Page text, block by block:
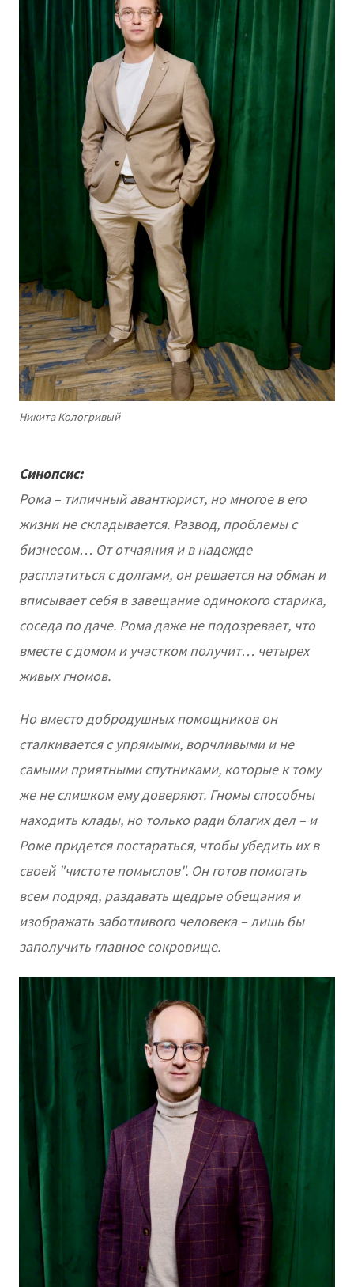
Никита Кологривый
Синопсис:
Рома – типичный авантюрист, но многое в его
жизни не складывается. Развод, проблемы с
бизнесом… От отчаяния и в надежде
расплатиться с долгами, он решается на обман и
вписывает себя в завещание одинокого старика,
соседа по даче. Рома даже не подозревает, что
вместе с домом и участком получит… четырех
живых гномов.
Но вместо добродушных помощников он
сталкивается с упрямыми, ворчливыми и не
самыми приятными спутниками, которые к тому
же не слишком ему доверяют. Гномы способны
находить клады, но только ради благих дел – и
Роме придется постараться, чтобы убедить их в
своей "чистоте помыслов". Он готов помогать
всем подряд, раздавать щедрые обещания и
изображать заботливого человека – лишь бы
заполучить главное сокровище.